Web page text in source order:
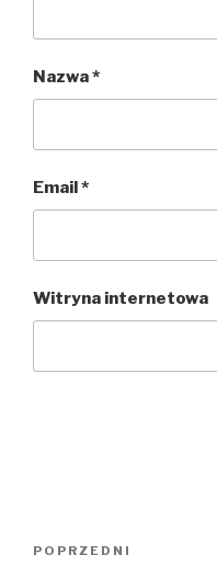
Nazwa*
Email *
Witryna internetowa
Nawigacja
Poprzedni
POPRZEDNI